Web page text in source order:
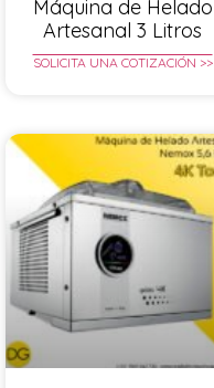
Máquina de Helado
Artesanal 3 Litros
SOLICITA UNA COTIZACIÓN >>